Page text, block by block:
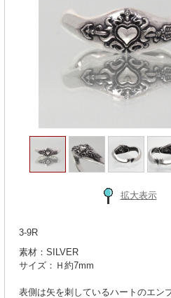
拡大表示
3-9R
素材：SILVER
サイズ：Ｈ約7mm
表側は矢を刺しているハートのエン